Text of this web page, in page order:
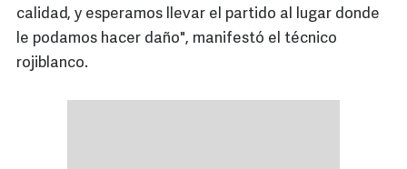
calidad, y esperamos llevar el partido al lugar donde
le podamos hacer daño", manifestó el técnico
rojiblanco.